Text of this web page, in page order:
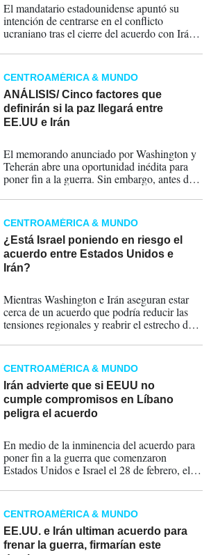
El mandatario estadounidense apuntó su
intención de centrarse en el conflicto
ucraniano tras el cierre del acuerdo con Irán,
CENTROAMÉRICA & MUNDO
ANÁLISIS/ Cinco factores que
definirán si la paz llegará entre
EE.UU e Irán
El memorando anunciado por Washington y
Teherán abre una oportunidad inédita para
poner fin a la guerra. Sin embargo, antes de
ambos gobiernos deberán superar resistencias
políticas internas, resolver discrepancias
sobre el programa nuclear iraní y contener
los frentes abiertos en Líbano e Israel.
CENTROAMÉRICA & MUNDO
¿Está Israel poniendo en riesgo el
acuerdo entre Estados Unidos e
Irán?
Mientras Washington e Irán aseguran estar
cerca de un acuerdo que podría reducir las
tensiones regionales y reabrir el estrecho de
introducido nuevas dudas sobre la viabilidad
del proceso. La pregunta ya no es solo si
habrá acuerdo, sino si Donald Trump puede
garantizar la estabilidad necesaria para que
sobreviva.
CENTROAMÉRICA & MUNDO
Irán advierte que si EEUU no
cumple compromisos en Líbano
peligra el acuerdo
En medio de la inminencia del acuerdo para
poner fin a la guerra que comenzaron
Estados Unidos e Israel el 28 de febrero, el
el barrio Dahye de Beirut, feudo de Hizbulá,
en unos bombardeos que han causado al
menos dos muertos.
CENTROAMÉRICA & MUNDO
EE.UU. e Irán ultiman acuerdo para
frenar la guerra, firmarían este